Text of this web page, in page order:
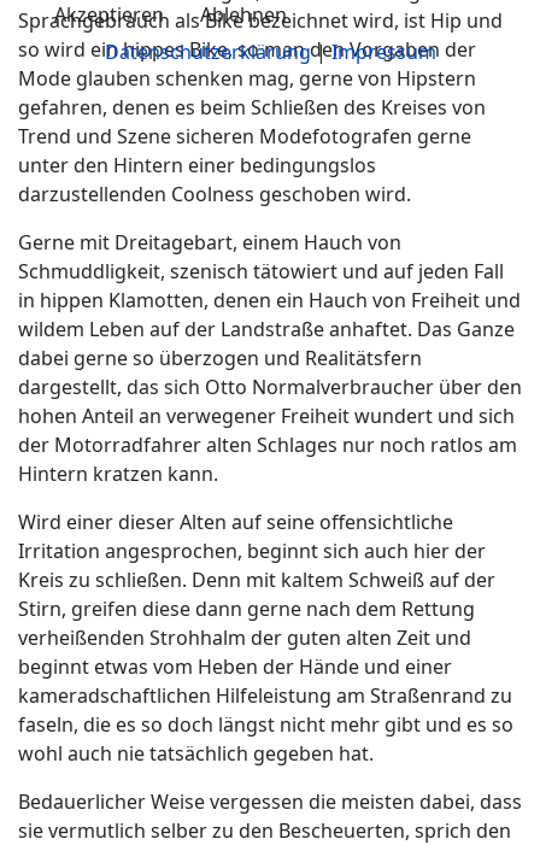
Sprachgebrauch als Bike bezeichnet wird, ist Hip und
so wird ein hippes Bike, so man den Vorgaben der
Mode glauben schenken mag, gerne von Hipstern
gefahren, denen es beim Schließen des Kreises von
Trend und Szene sicheren Modefotografen gerne
unter den Hintern einer bedingungslos
darzustellenden Coolness geschoben wird.
Gerne mit Dreitagebart, einem Hauch von
Schmuddligkeit, szenisch tätowiert und auf jeden Fall
in hippen Klamotten, denen ein Hauch von Freiheit und
wildem Leben auf der Landstraße anhaftet. Das Ganze
dabei gerne so überzogen und Realitätsfern
dargestellt, das sich Otto Normalverbraucher über den
hohen Anteil an verwegener Freiheit wundert und sich
der Motorradfahrer alten Schlages nur noch ratlos am
Hintern kratzen kann.
Wird einer dieser Alten auf seine offensichtliche
Irritation angesprochen, beginnt sich auch hier der
Kreis zu schließen. Denn mit kaltem Schweiß auf der
Stirn, greifen diese dann gerne nach dem Rettung
verheißenden Strohhalm der guten alten Zeit und
beginnt etwas vom Heben der Hände und einer
kameradschaftlichen Hilfeleistung am Straßenrand zu
faseln, die es so doch längst nicht mehr gibt und es so
wohl auch nie tatsächlich gegeben hat.
Bedauerlicher Weise vergessen die meisten dabei, dass
sie vermutlich selber zu den Bescheuerten, sprich den
Akzeptieren
Ablehnen
Datenschutzerklärung|Impressum